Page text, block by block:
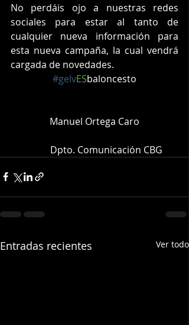
No perdáis ojo a nuestras redes
sociales para estar al tanto de
cualquier nueva información para
esta nueva campaña, la cual vendrá
cargada de novedades.
#gelvESbaloncesto
Manuel Ortega Caro
	Dpto. Comunicación CBG
Entradas recientes Ver todo